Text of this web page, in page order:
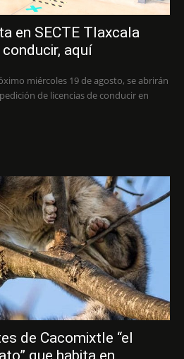
en SECTE Tlaxcala
aquí
miércoles 19 de agosto, se abrirán
de licencias de conducir en
de Cacomixtle “el
que habita en